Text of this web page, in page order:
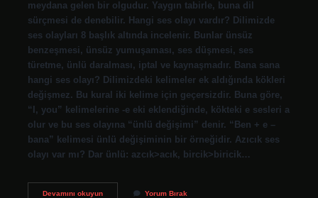
meydana gelen bir olgudur. Yaygın tabirle, buna dil
sürçmesi de denebilir. Hangi ses olayı vardır? Dilimizde
ses olayları 8 başlık altında incelenir. Bunlar ünsüz
benzeşmesi, ünsüz yumuşaması, ses düşmesi, ses
türetme, ünlü daralması, iptal ve kaynaşmadır. Bana sana
hangi ses olayı? Dilimizdeki kelimeler ek aldığında kökleri
değişmez. Bu kural iki kelime için geçersizdir. Buna göre,
“I, you” kelimelerine -e eki eklendiğinde, kökteki e sesleri a
olur ve bu ses olayına “ünlü değişimi” denir. “Ben + e –
bana” kelimesi ünlü değişiminin bir örneğidir. Azıcık ses
olayı var mı? Dar ünlü: azcık>acık, bircik>biricik…
Devamını okuyunAffetmek
Yorum Bırak